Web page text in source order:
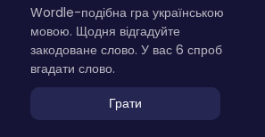
Wordle-подібна гра українською
мовою. Щодня відгадуйте
закодоване слово. У вас 6 спроб
вгадати слово.
Грати